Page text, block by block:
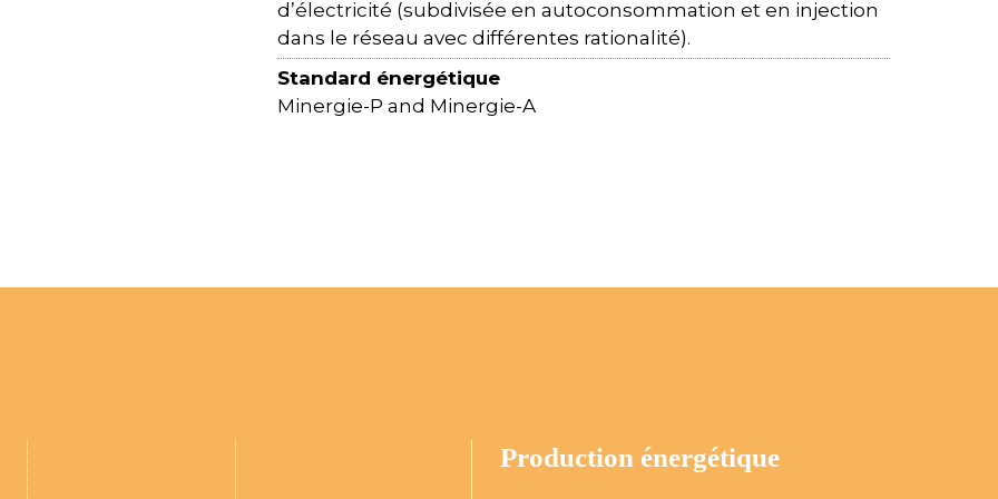
d’électricité (subdivisée en autoconsommation et en injection
dans le réseau avec différentes rationalité).
Standard énergétique
Minergie-P and Minergie-A
Production énergétique